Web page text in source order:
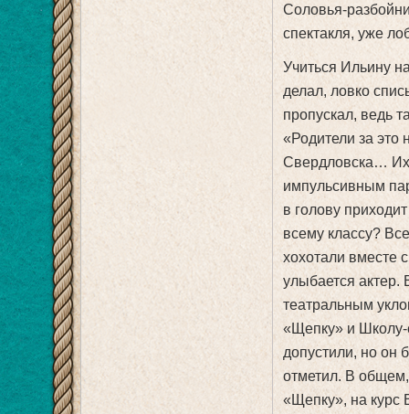
Соловья-
спектакля, уже
Учиться Ильину
делал, ловко
пропускал, ведь
«Родители за это
Свердловска… Их
импульсивным
в голову
всему классу?
хохотали вместе
улыбается актер.
театральным
«Щепку» и Школу-
допустили, но он
отметил. В общем,
«Щепку», на курс